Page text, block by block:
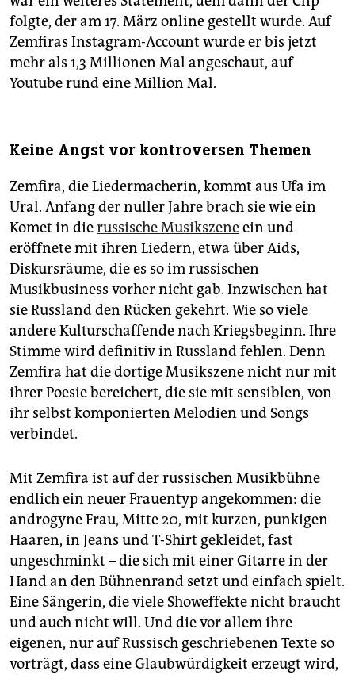
folgte, der am 17. März online gestellt wurde. Auf
Zemfiras Instagram-Account wurde er bis jetzt
mehr als 1,3 Millionen Mal angeschaut, auf
Youtube rund eine Million Mal.
Keine Angst vor kontroversen Themen
Zemfira, die Liedermacherin, kommt aus Ufa im
Ural. Anfang der nuller Jahre brach sie wie ein
Komet in dierussische Musikszeneein und
eröffnete mit ihren Liedern, etwa über Aids,
Diskursräume, die es so im russischen
Musikbusiness vorher nicht gab. Inzwischen hat
sie Russland den Rücken gekehrt. Wie so viele
andere Kulturschaffende nach Kriegsbeginn. Ihre
Stimme wird definitiv in Russland fehlen. Denn
Zemfira hat die dortige Musikszene nicht nur mit
ihrer Poesie bereichert, die sie mit sensiblen, von
ihr selbst komponierten Melodien und Songs
verbindet.
Mit Zemfira ist auf der russischen Musikbühne
endlich ein neuer Frauentyp angekommen: die
androgyne Frau, Mitte 20, mit kurzen, punkigen
Haaren, in Jeans und T-Shirt gekleidet, fast
ungeschminkt – die sich mit einer Gitarre in der
Hand an den Bühnenrand setzt und einfach spielt.
Eine Sängerin, die viele Showeffekte nicht braucht
und auch nicht will. Und die vor allem ihre
eigenen, nur auf Russisch geschriebenen Texte so
vorträgt, dass eine Glaubwürdigkeit erzeugt wird,